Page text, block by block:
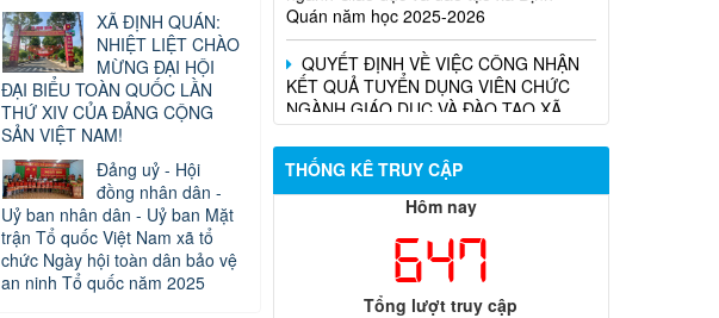
QUYẾT ĐỊNH VỀ VIỆC CÔNG NHẬN
KẾT QUẢ TUYỂN DỤNG VIÊN CHỨC
NGÀNH GIÁO DỤC VÀ ĐÀO TẠO XÃ
ĐỊNH QUÁN NĂM HỌC 2025-2026
THỐNG KÊ TRUY CẬP
Hôm nay
647
Tổng lượt truy cập
XÃ ĐỊNH QUÁN:
NHIỆT LIỆT CHÀO
MỪNG ĐẠI HỘI
ĐẠI BIỂU TOÀN QUỐC LẦN
THỨ XIV CỦA ĐẢNG CỘNG
SẢN VIỆT NAM!
Đảng uỷ - Hội
đồng nhân dân -
Uỷ ban nhân dân - Uỷ ban Mặt
trận Tổ quốc Việt Nam xã tổ
chức Ngày hội toàn dân bảo vệ
an ninh Tổ quốc năm 2025